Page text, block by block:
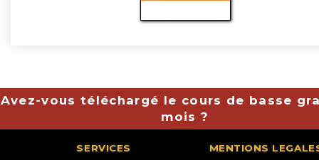
Avez-vous téléchargé le cours de basse
mois ?
SERVICES MENTIONS